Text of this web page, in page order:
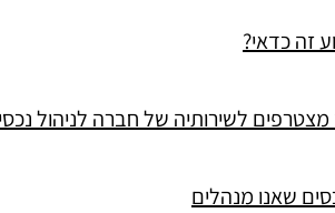
זה כדאי?
מצטרפים לשירותיה של חברה לניהול
שאנו מנהלים